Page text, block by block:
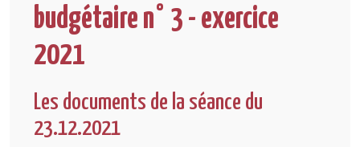
budgétaire n° 3 - exercice
2021
Les documents de la séance du
23.12.2021